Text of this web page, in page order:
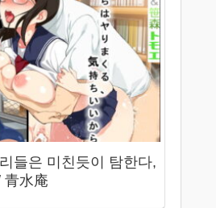
들은 미친듯이 탐한다,
青水庵